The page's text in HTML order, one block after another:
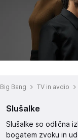
Big Bang TV in avdio
Slušalke
Slušalke so odlična
bogatem zvoku in